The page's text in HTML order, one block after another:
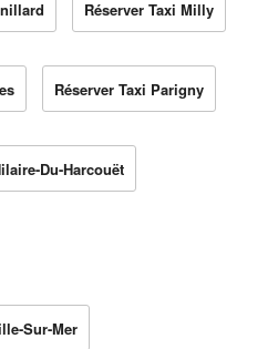
Réserver Taxi Milly
Réserver Taxi Parigny
Du-Harcouët
Sur-Mer